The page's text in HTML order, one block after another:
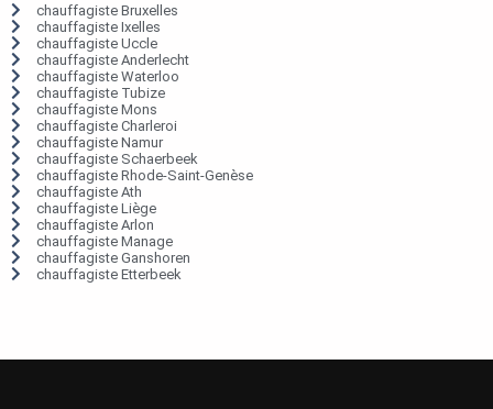
chauffagiste Bruxelles
chauffagiste Ixelles
chauffagiste Uccle
chauffagiste Anderlecht
chauffagiste Waterloo
chauffagiste Tubize
chauffagiste Mons
chauffagiste Charleroi
chauffagiste Namur
chauffagiste Schaerbeek
chauffagiste Rhode-Saint-Genèse
chauffagiste Ath
chauffagiste Liège
chauffagiste Arlon
chauffagiste Manage
chauffagiste Ganshoren
chauffagiste Etterbeek